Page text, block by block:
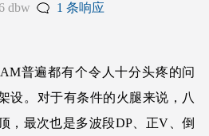
dbw 1 条响应
普遍都有个令人十分头疼的问
设。对于有条件的火腿来说，八
，最次也是多波段DP、正V、倒